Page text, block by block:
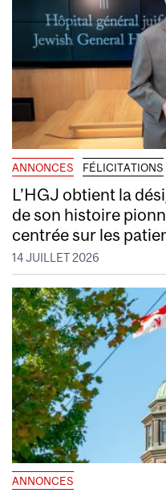
ANNONCES FÉLICITATIONS
L’HGJ obtient la
de son histoire
centrée sur les
14 JUILLET 2026
ANNONCES